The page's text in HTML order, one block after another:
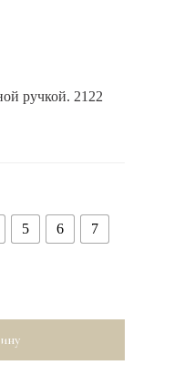
ручкой. 2122
5 6 7